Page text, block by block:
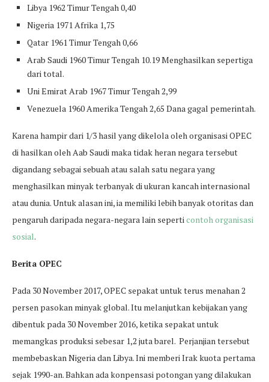
Libya 1962 Timur Tengah 0,40
Nigeria 1971 Afrika 1,75
Qatar 1961 Timur Tengah 0,66
Arab Saudi 1960 Timur Tengah 10.19 Menghasilkan sepertiga
dari total.
Uni Emirat Arab 1967 Timur Tengah 2,99
Venezuela 1960 Amerika Tengah 2,65 Dana gagal pemerintah.
Karena hampir dari 1/3 hasil yang dikelola oleh organisasi OPEC
di hasilkan oleh Aab Saudi maka tidak heran negara tersebut
digandang sebagai sebuah atau salah satu negara yang
menghasilkan minyak terbanyak di ukuran kancah internasional
atau dunia. Untuk alasan ini, ia memiliki lebih banyak otoritas dan
pengaruh daripada negara-negara lain seperticontoh organisasi
sosial.
Berita OPEC
Pada 30 November 2017, OPEC sepakat untuk terus menahan 2
persen pasokan minyak global. Itu melanjutkan kebijakan yang
dibentuk pada 30 November 2016, ketika sepakat untuk
memangkas produksi sebesar 1,2 juta barel. Perjanjian tersebut
membebaskan Nigeria dan Libya. Ini memberi Irak kuota pertama
sejak 1990-an. Bahkan ada konpensasi potongan yang dilakukan